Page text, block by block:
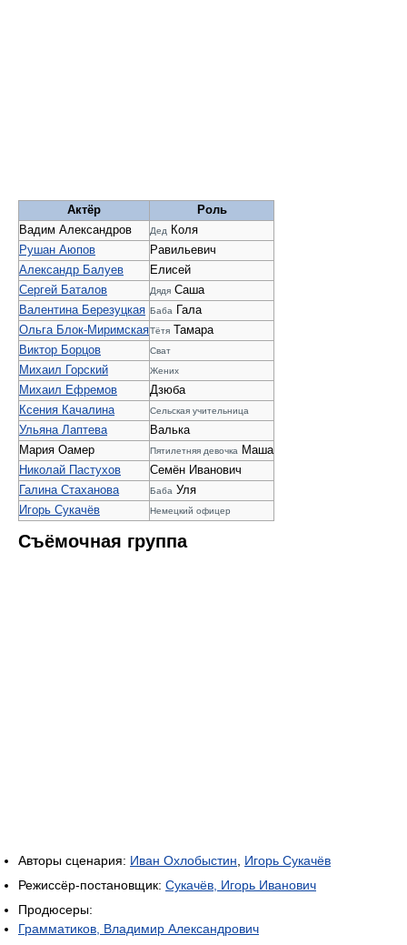
Актёр
Роль
Вадим Александров
Дед
Коля
Рушан Аюпов
Равильевич
Александр Балуев
Елисей
Сергей Баталов
Дядя Саша
Валентина Березуцкая Баба
Гала
Ольга Блок-МиримскаяТётя Тамара
Виктор Борцов
Сват
Михаил Горский Жених
Михаил Ефремов
Дзюба
Ксения Качалина
Сельская учительница
Ульяна Лаптева
Валька
Мария Оамер
Пятилетняя девочка
Маша
Николай Пастухов
Семён Иванович
Галина Стаханова
Баба Уля
Игорь Сукачёв
Немецкий офицер
Съёмочная группа
Авторы сценария: Иван Охлобыстин, Игорь Сукачёв
Режиссёр-постановщик: Сукачёв, Игорь Иванович
Продюсеры:
Грамматиков, Владимир Александрович